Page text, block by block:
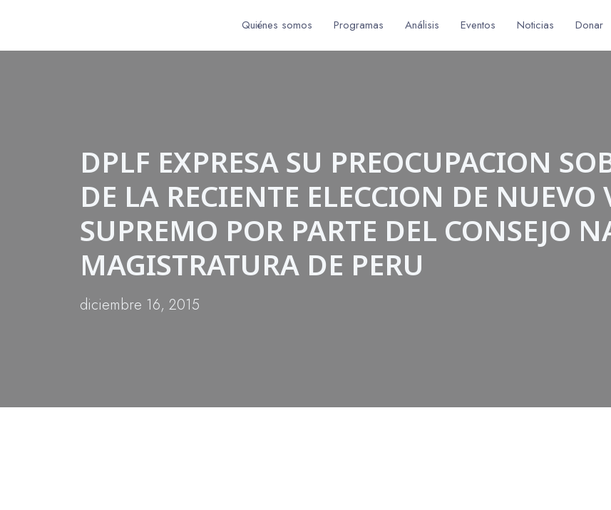
Quiénes somos Programas Análisis Eventos Noticias Donar
DPLF EXPRESA SU PREOCUPACION
DE LA RECIENTE ELECCION DE NUEVO
SUPREMO POR PARTE DEL CONSEJO
MAGISTRATURA DE PERU
diciembre 16, 2015